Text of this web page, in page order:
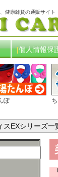
健康雑貨の通販サイト
個人情報保
ぽ
スEXシリーズ一